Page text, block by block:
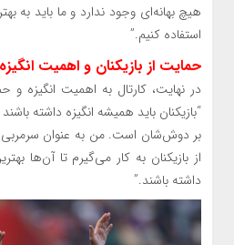
هیچ بهانه‌ای وجود ندارد و ما باید به
استفاده کنیم.”
حمایت از بازیکنان و اهمیت انگیزه
در نهایت، کارتال به اهمیت انگیزه و
“بازیکنان باید همیشه انگیزه داشته
بر دوش‌شان است. من به عنوان سرمربی،
از بازیکنان به کار می‌گیرم تا آن‌ها
داشته باشند.”